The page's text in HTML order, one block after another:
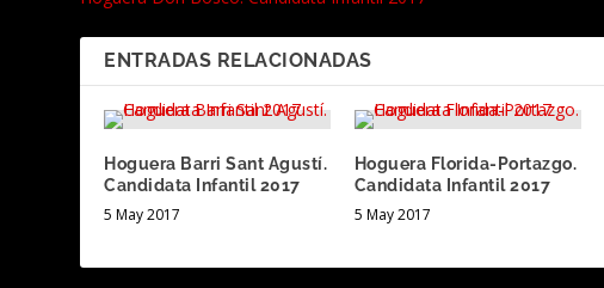
ENTRADAS RELACIONADAS
Hoguera Barri Sant Agustí.
Candidata Infantil 2017
5 May 2017
Hoguera Florida-Portazgo.
Candidata Infantil 2017
5 May 2017